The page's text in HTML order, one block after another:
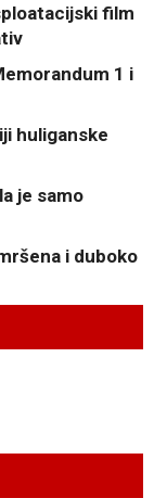
film
1 i
huliganske
je samo
i duboko